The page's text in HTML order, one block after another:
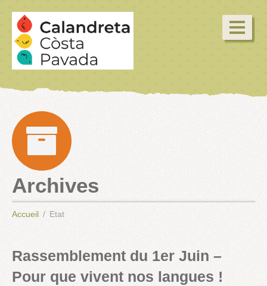
Archives
Accueil Etat
Rassemblement du 1er Juin –
Pour que vivent nos langues !